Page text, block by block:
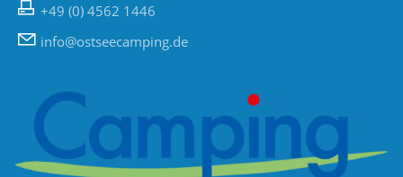
+49 (0) 4562 1446
nf
sts c mp ng d